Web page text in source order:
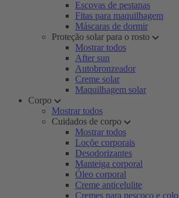
Escovas de pestanas
Fitas para maquilhagem
Máscaras de dormir
Proteção solar para o rosto
Mostrar todos
After sun
Autobronzeador
Creme solar
Maquilhagem solar
Corpo
Mostrar todos
Cuidados de corpo
Mostrar todos
Loçõe corporais
Desodorizantes
Manteiga corporal
Óleo corporal
Creme anticelulite
Cremes para pescoço e colo